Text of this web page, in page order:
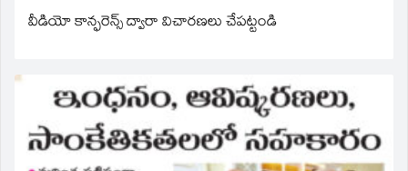
వీడియో కాన్ఫరెన్స్ ద్వారా విచారణలు చేపట్టండి